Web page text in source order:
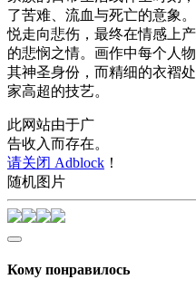
了苦难、流血与死亡的意象
悦走向悲伤，最终在情感上
的悲悯之情。画作中每个人
其神圣身份，而精细的衣褶
家高超的技艺。
此网站由于广
告收入而存在。
请关闭 Adblock ！
随机图片
Кому понравилось